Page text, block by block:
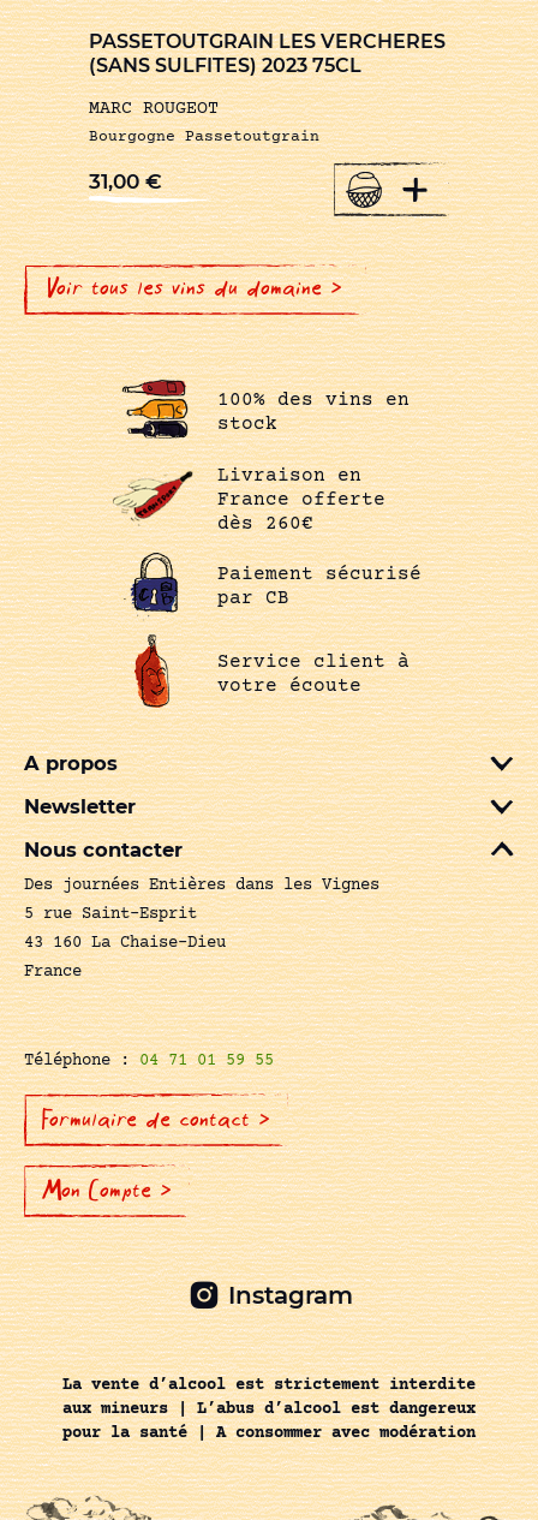
PASSETOUTGRAIN LES VERCHERES
(SANS SULFITES) 2023 75CL
MARC ROUGEOT
Bourgogne Passetoutgrain
31,00€ +
Voir tous les vins du domaine >
100% des vins en
stock
Livraison en
France offerte
dès 260€
Paiement sécurisé
par CB
Service client à
votre écoute
A propos
Newsletter
Nous contacter
Des journées Entières dans les Vignes
5 rue Saint-Esprit
43 160 La Chaise-Dieu
France
Téléphone :04 71 01 59 55
Formulaire de contact >
Mon Compte >
Instagram
La vente d’alcool est strictement interdite
aux mineurs | L’abus d’alcool est dangereux
pour la santé | A consommer avec modération